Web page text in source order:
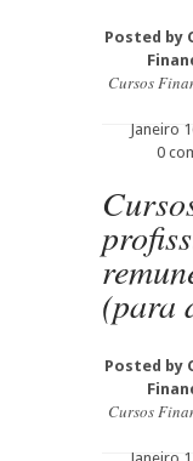
Posted by
Cursos
Janeiro
0
(para
Posted by
Cursos